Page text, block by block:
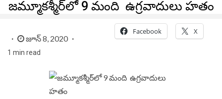
జమ్మూకశ్మీర్‌లో 9 మంది ఉగ్రవాదులు హతం
జూన్ 8, 2020
1 min read
Facebook X